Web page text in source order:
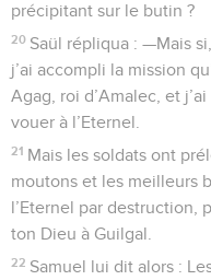
précipitant sur le butin ?
20 Saül répliqua : —Mais
j’ai accompli la mission
Agag, roi d’Amalec, et
vouer à l’Eternel.
21 Mais les soldats ont
moutons et les meilleurs
l’Eternel par destruction,
ton Dieu à Guilgal.
22 Samuel lui dit alors :